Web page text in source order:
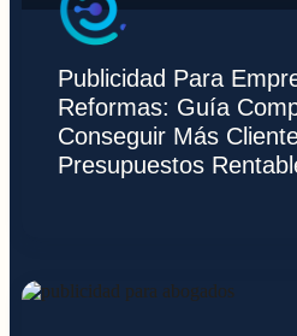
Publicidad Para
Reformas: Guía
Conseguir Más
Presupuestos